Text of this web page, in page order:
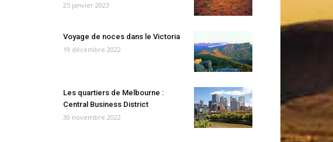
25 janvier 2023
Voyage de noces dans le Victoria
19 décembre 2022
Les quartiers de Melbourne :
Central Business District
30 novembre 2022